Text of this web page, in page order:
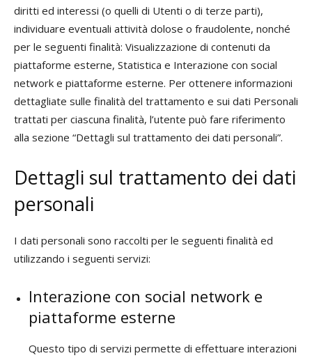
diritti ed interessi (o quelli di Utenti o di terze parti),
individuare eventuali attività dolose o fraudolente, nonché
per le seguenti finalità: Visualizzazione di contenuti da
piattaforme esterne, Statistica e Interazione con social
network e piattaforme esterne. Per ottenere informazioni
dettagliate sulle finalità del trattamento e sui dati Personali
trattati per ciascuna finalità, l’utente può fare riferimento
alla sezione “Dettagli sul trattamento dei dati personali”.
Dettagli sul trattamento dei dati
personali
I dati personali sono raccolti per le seguenti finalità ed
utilizzando i seguenti servizi:
Interazione con social network e
piattaforme esterne
Questo tipo di servizi permette di effettuare interazioni